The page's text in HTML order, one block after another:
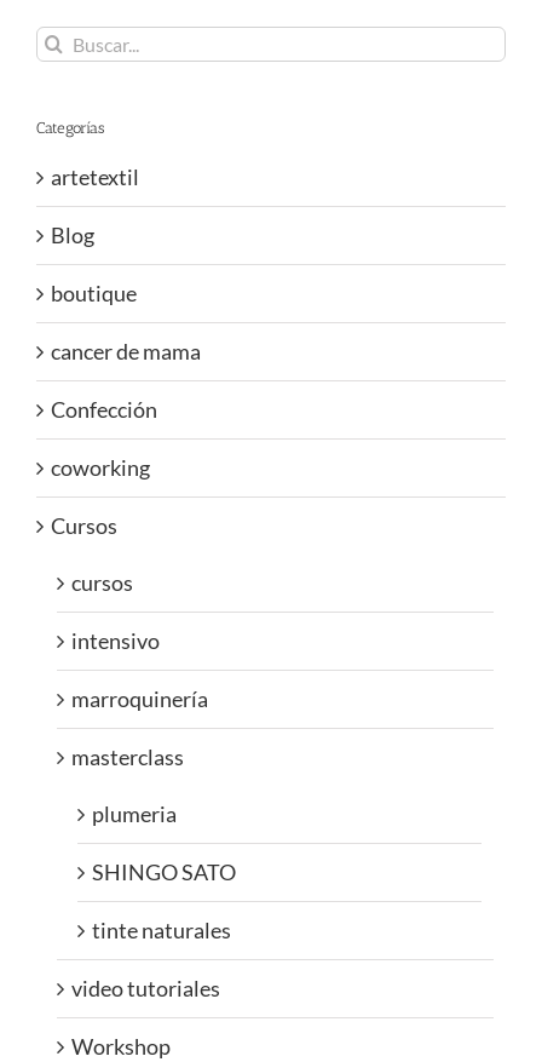
Buscar:
Categorías
artetextil
Blog
boutique
cancer de mama
Confección
coworking
Cursos
cursos
intensivo
marroquinería
masterclass
plumeria
SHINGO SATO
tinte naturales
video tutoriales
Workshop